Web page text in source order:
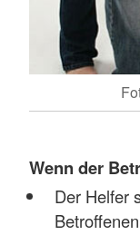
Wenn der
Der Helfer
Betroffenen